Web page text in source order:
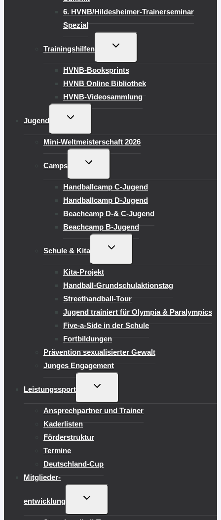
6. HVNB/Hildesheimer-Trainerseminar
Spezial
Trainingshilfen
UNTERMENÜ
HVNB-Booksprints
HVNB Online Bibliothek
HVNB-Videosammlung
Jugend
UNTERMENÜ
Mini-Weltmeisterschaft 2026
Camps
UNTERMENÜ
Handballcamp C-Jugend
Handballcamp D-Jugend
Beachcamp D-& C-Jugend
Beachcamp B-Jugend
Schule & Kita
UNTERMENÜ
Kita-Projekt
Handball-Grundschulaktionstag
Streethandball-Tour
Jugend trainiert für Olympia & Paralympics
Five-a-Side in der Schule
Fortbildungen
Prävention sexualisierter Gewalt
Junges Engagement
Leistungssport
UNTERMENÜ
Ansprechpartner und Trainer
Kaderlisten
Förderstruktur
Termine
Deutschland-Cup
Mitglieder-
entwicklung
UNTERMENÜ